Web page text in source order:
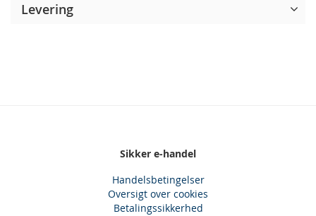
Levering
Sikker e-handel
Handelsbetingelser
Oversigt over cookies
Betalingssikkerhed